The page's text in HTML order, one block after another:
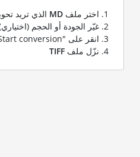
اختر ملف MD الذي تريد
غيّر الجودة أو الحجم
انقر على "Start conversion" لتحويل ملفك من
نزّل ملف TIFF